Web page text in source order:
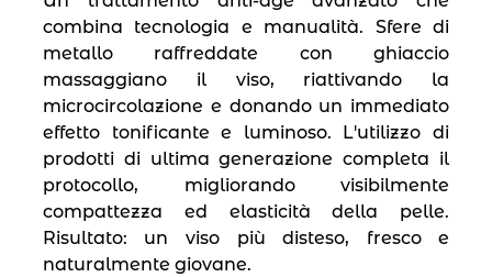
combina tecnologia e manualità. Sfere di
metallo raffreddate con ghiaccio
massaggiano il viso, riattivando la
microcircolazione e donando un immediato
effetto tonificante e luminoso. L'utilizzo di
prodotti di ultima generazione completa il
protocollo, migliorando visibilmente
compattezza ed elasticità della pelle.
Risultato: un viso più disteso, fresco e
naturalmente giovane.